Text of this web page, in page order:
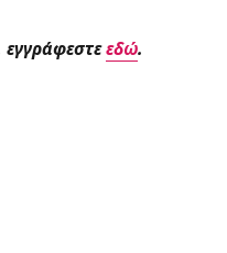
εγγράφεστεεδώ.